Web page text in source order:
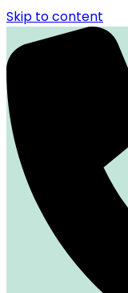
Skip to content